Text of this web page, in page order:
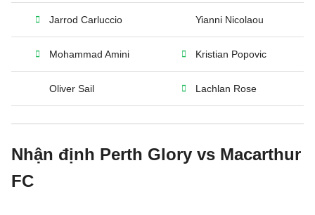
Jarrod Carluccio Yianni Nicolaou
Mohammad Amini Kristian Popovic
Oliver Sail Lachlan Rose
Nhận định Perth Glory vs Macarthur
FC